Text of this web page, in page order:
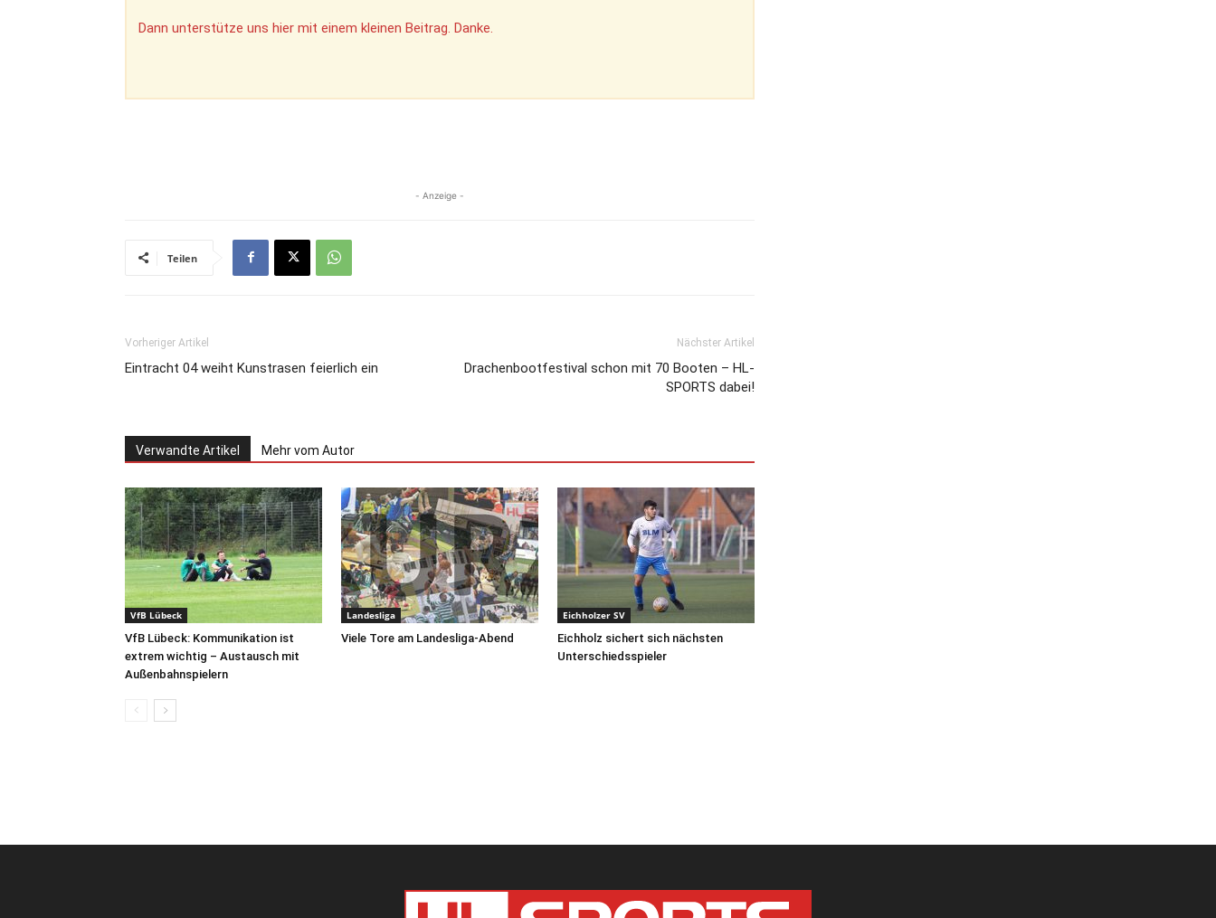
Dann unterstütze uns hier mit einem kleinen Beitrag. Danke.
- Anzeige -
Teilen
Vorheriger Artikel
Eintracht 04 weiht Kunstrasen feierlich ein
Nächster Artikel
Drachenbootfestival schon mit 70 Booten – HL-
SPORTS dabei!
Verwandte Artikel Mehr vom Autor
VfB Lübeck
VfB Lübeck: Kommunikation ist
extrem wichtig – Austausch mit
Außenbahnspielern
Landesliga
Viele Tore am Landesliga-Abend
Eichholzer SV
Eichholz sichert sich nächsten
Unterschiedsspieler